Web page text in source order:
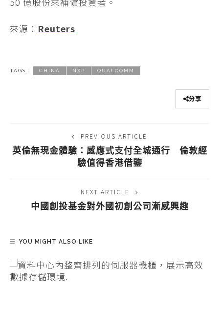
來源： Reuters
TAGS : CHINA NXP QUALCOMM
分享
PREVIOUS ARTICLE
英倫無現金體驗：感應式支付全城通行 倫敦經
驗值得香港借鑒
NEXT ARTICLE
中國創投基金對外國初創公司漸感興趣
YOU MIGHT ALSO LIKE